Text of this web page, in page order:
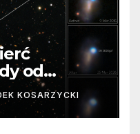
od
Niezwykle
KOSARZYCKI